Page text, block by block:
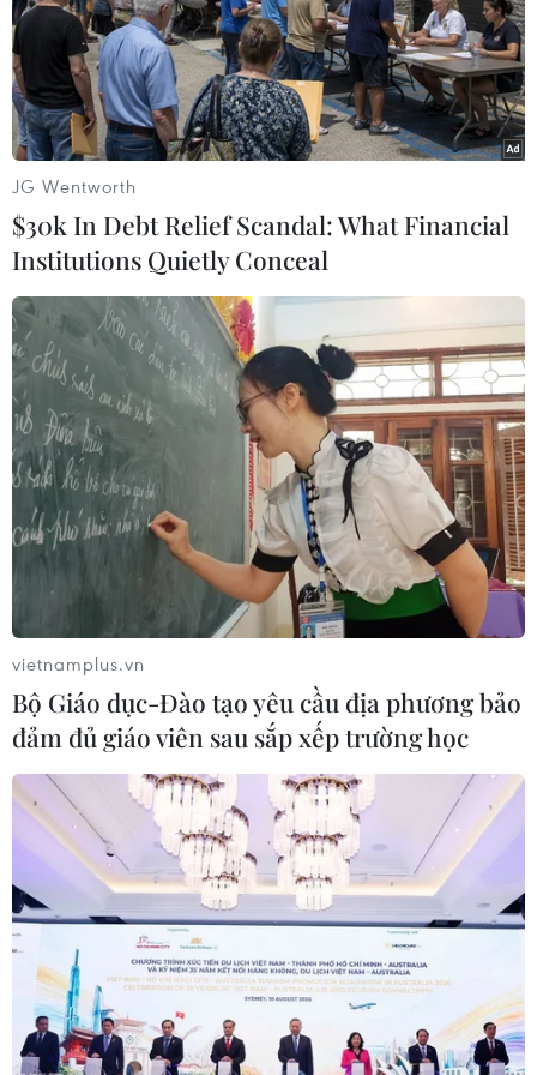
Nhiều khả năng tiếp tục xảy ra tấn công
khủng bố ở châu Âu
31/03/2016 05:08
Việc nghi can Reda Kriket tích trữ một kho súng và thiết
bị chế tạo bom đã làm tăng thêm quan ngại rằng các
phần tử khủng bố đang lên kế hoạch thực hiện thêm
nhiều vụ tấn công khác ở châu Âu.
Mỹ kết án đối tượng âm mưu đánh bom
căn cứ quân sự
19/10/2016 05:06
JG Wentworth
$30k In Debt Relief Scandal: What Financial
Institutions Quietly Conceal
vietnamplus.vn
Bộ Giáo dục-Đào tạo yêu cầu địa phương bảo
đảm đủ giáo viên sau sắp xếp trường học